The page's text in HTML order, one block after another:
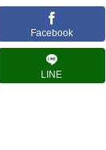
Facebook
LINE